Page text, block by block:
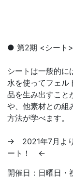
● 第2期 <シート
シートは一般的に
水を使ってフェル
品を生み出すこと
や、他素材との組
方法が学べます。
→ 2021年7月よ
ート！ ←
開催日：日曜日・